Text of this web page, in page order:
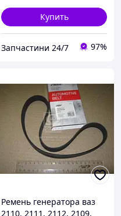
Купить
Запчастини 24/7 97%
Ремень генератора ваз
2110, 2111, 2112, 2109,